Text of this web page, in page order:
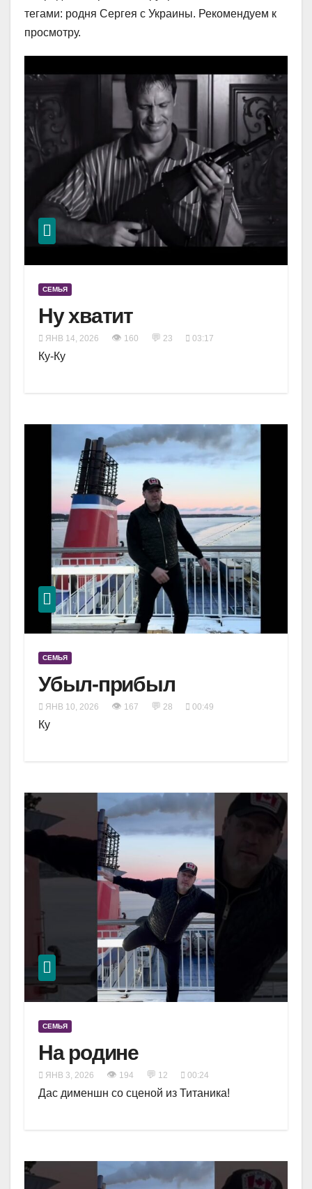
тегами: родня Сергея с Украины. Рекомендуем к
просмотру.
СЕМЬЯ
Ну хватит
ЯНВ 14, 2026 👁 160 💬 23 03:17
Ку-Ку
СЕМЬЯ
Убыл-прибыл
ЯНВ 10, 2026 👁 167 💬 28 00:49
Ку
СЕМЬЯ
На родине
ЯНВ 3, 2026 👁 194 💬 12 00:24
Дас дименшн со сценой из Титаника!